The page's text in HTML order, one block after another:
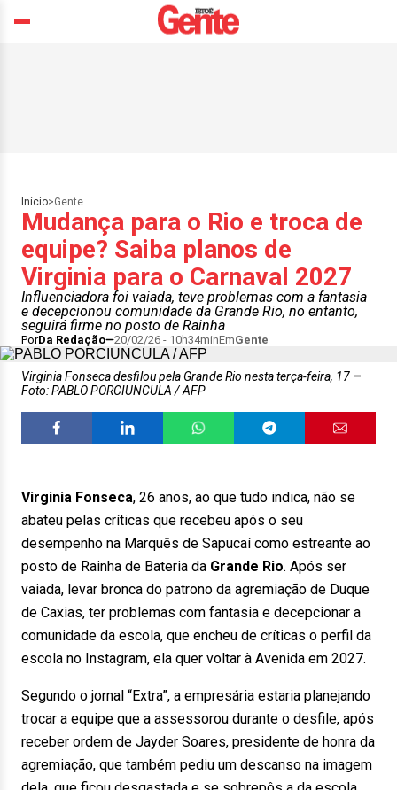
Início>Gente
Mudança para o Rio e troca de
equipe? Saiba planos de
Virginia para o Carnaval 2027
Influenciadora foi vaiada, teve problemas com a fantasia
e decepcionou comunidade da Grande Rio, no entanto,
seguirá firme no posto de Rainha
PorDa Redação 20/02/26 - 10h34minEmGente
Virginia Fonseca desfilou pela Grande Rio nesta terça-feira, 17
Foto: PABLO PORCIUNCULA / AFP
Virginia Fonseca, 26 anos, ao que tudo indica, não se
abateu pelas críticas que recebeu após o seu
desempenho na Marquês de Sapucaí como estreante ao
posto de Rainha de Bateria da Grande Rio. Após ser
vaiada, levar bronca do patrono da agremiação de Duque
de Caxias, ter problemas com fantasia e decepcionar a
comunidade da escola, que encheu de críticas o perfil da
escola no Instagram, ela quer voltar à Avenida em 2027.
Segundo o jornal “Extra”, a empresária estaria planejando
trocar a equipe que a assessorou durante o desfile, após
receber ordem de Jayder Soares, presidente de honra da
agremiação, que também pediu um descanso na imagem